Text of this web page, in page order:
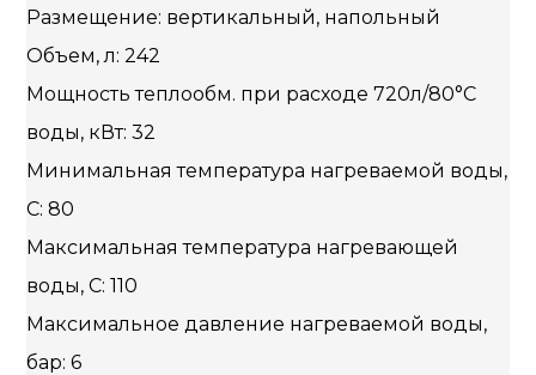
Размещение: вертикальный, напольный
Объем, л: 242
Мощность теплообм. при расходе 720л/80°С
воды, кВт: 32
Минимальная температура нагреваемой воды,
C: 80
Максимальная температура нагревающей
воды, C: 110
Максимальное давление нагреваемой воды,
бар: 6